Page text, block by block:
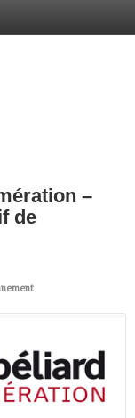
–
de